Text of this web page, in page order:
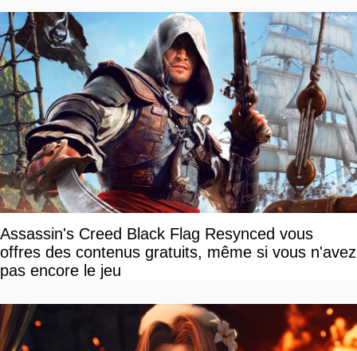
Assassin's Creed Black Flag Resynced vous
offres des contenus gratuits, même si vous n'avez
pas encore le jeu